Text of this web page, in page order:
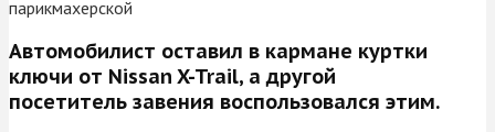
Автомобилист оставил в кармане куртки
ключи от Nissan X-Trail, а другой
посетитель завения воспользовался этим.